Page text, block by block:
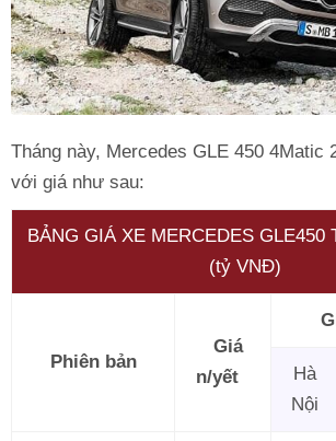
Tháng này, Mercedes GLE 450 4Matic
với giá như sau:
BẢNG GIÁ XE MERCEDES GLE450
(tỷ VNĐ)
Phiên bản
Giá
n/yết
Hà
Nội